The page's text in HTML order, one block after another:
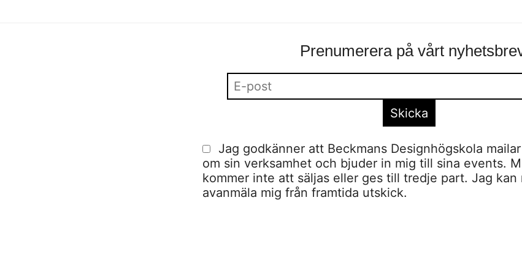
Prenumerera på vårt
Jag godkänner att Beckmans Designhögskola
om sin verksamhet och bjuder in mig till sina events.
kommer inte att säljas eller ges till tredje part. Jag kan
avanmäla mig från framtida utskick.